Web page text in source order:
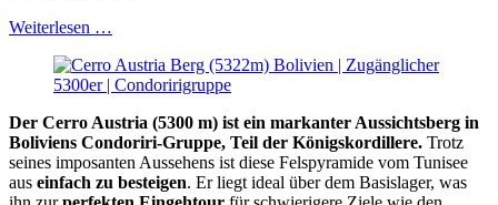
Weiterlesen …
Der Cerro Austria (5300 m) ist ein markanter Aussichtsberg in
Boliviens Condoriri-Gruppe, Teil der Königskordillere. Trotz
seines imposanten Aussehens ist diese Felspyramide vom Tunisee
aus einfach zu besteigen. Er liegt ideal über dem Basislager, was